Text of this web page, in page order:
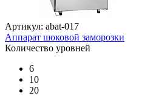
Артикул: abat-017
Аппарат шоковой заморозки
Количество уровней
6
10
20